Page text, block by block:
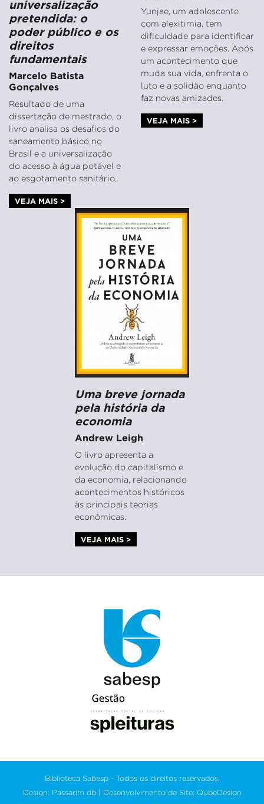
universalização
pretendida: o
poder público e os
direitos
fundamentais
Marcelo Batista
Gonçalves
Resultado de uma
dissertação de mestrado, o
livro analisa os desafios do
saneamento básico no
Brasil e a universalização
do acesso à água potável e
ao esgotamento sanitário.
VEJA MAIS >
Yunjae, um adolescente
com alexitimia, tem
dificuldade para identificar
e expressar emoções. Após
um acontecimento que
muda sua vida, enfrenta o
luto e a solidão enquanto
faz novas amizades.
VEJA MAIS >
Uma breve jornada
pela história da
economia
Andrew Leigh
O livro apresenta a
evolução do capitalismo e
da economia, relacionando
acontecimentos históricos
às principais teorias
econômicas.
VEJA MAIS >
Biblioteca Sabesp - Todos os direitos reservados.
Design: Passarim db | Desenvolvimento de Site: QubeDesign